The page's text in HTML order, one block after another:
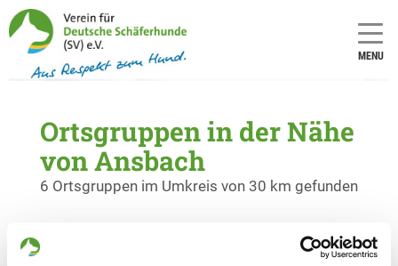
MENU
Ortsgruppen in der Nähe
von Ansbach
6 Ortsgruppen im Umkreis von 30 km gefunden